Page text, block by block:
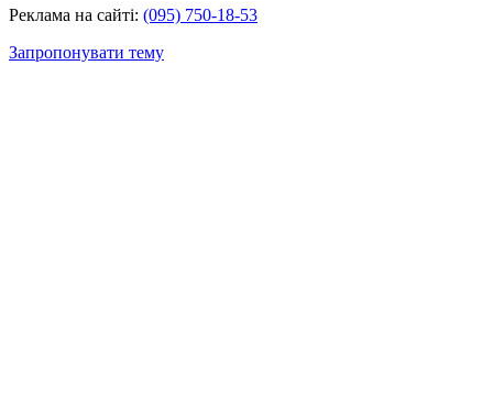
Реклама на сайті: (095) 750-18-53
Запропонувати тему